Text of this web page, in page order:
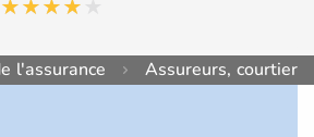
l'assurance Assureurs,